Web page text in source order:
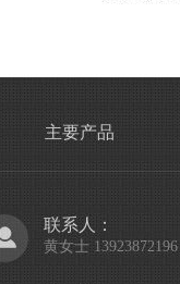
主要产品
联系人：
黄女士 13923872196